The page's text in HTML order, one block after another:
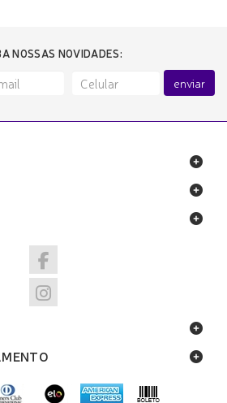
NOSSAS NOVIDADES:
enviar